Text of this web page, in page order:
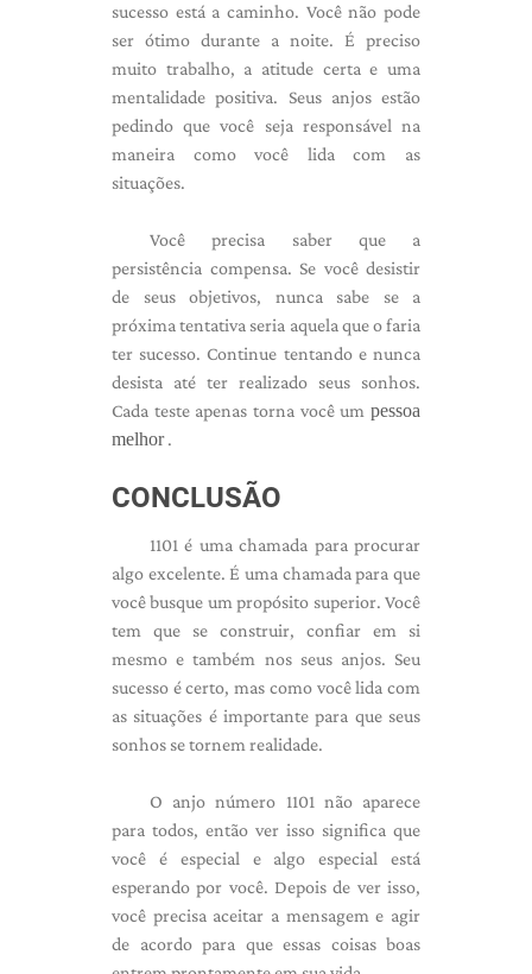
sucesso está a caminho. Você não pode
ser ótimo durante a noite. É preciso
muito trabalho, a atitude certa e uma
mentalidade positiva. Seus anjos estão
pedindo que você seja responsável na
maneira como você lida com as
situações.
Você precisa saber que a
persistência compensa. Se você desistir
de seus objetivos, nunca sabe se a
próxima tentativa seria aquela que o faria
ter sucesso. Continue tentando e nunca
desista até ter realizado seus sonhos.
Cada teste apenas torna você um pessoa
melhor.
CONCLUSÃO
1101 é uma chamada para procurar
algo excelente. É uma chamada para que
você busque um propósito superior. Você
tem que se construir, confiar em si
mesmo e também nos seus anjos. Seu
sucesso é certo, mas como você lida com
as situações é importante para que seus
sonhos se tornem realidade.
O anjo número 1101 não aparece
para todos, então ver isso significa que
você é especial e algo especial está
esperando por você. Depois de ver isso,
você precisa aceitar a mensagem e agir
de acordo para que essas coisas boas